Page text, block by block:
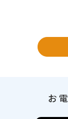
お